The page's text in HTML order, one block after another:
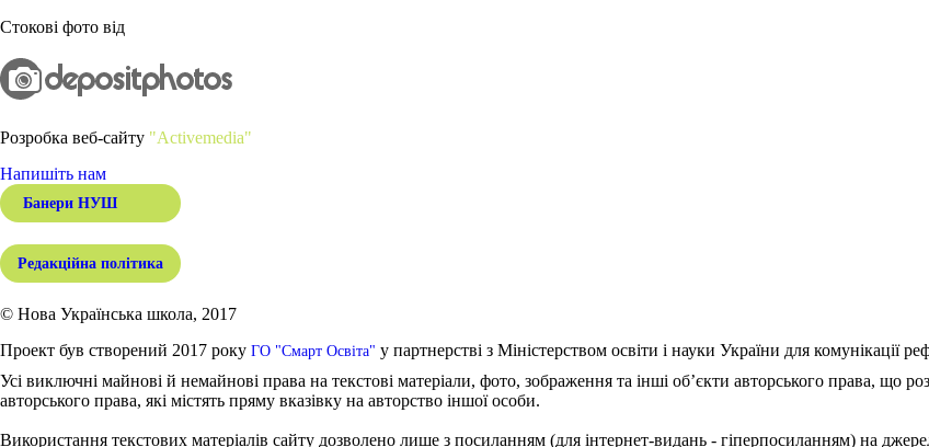
Стокові фото від
Розробка веб-сайту "Activemedia"
Напишіть нам
Банери НУШ
Редакційна політика
© Нова Українська школа, 2017
Проект був створений 2017 року ГО "Смарт Освіта" у партнерстві з Міністерством освіти і науки України для комунікації
Усі виключні майнові й немайнові права на текстові матеріали, фото, зображення та інші об’єкти авторського права, що
авторського права, які містять пряму вказівку на авторство іншої особи.
Використання текстових матеріалів сайту дозволено лише з посиланням (для інтернет-видань - гіперпосиланням) на